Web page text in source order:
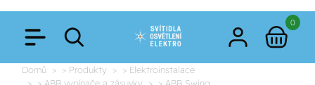
0
Domů > Produkty
> Elektroinstalace